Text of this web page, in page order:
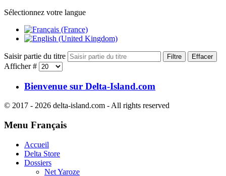
Sélectionnez votre langue
Saisir partie du titre Filtre Effacer
Afficher #
Bienvenue sur Delta-Island.com
© 2017 - 2026 delta-island.com - All rights reserved
Menu Français
Accueil
Delta Store
Dossiers
Net Yaroze